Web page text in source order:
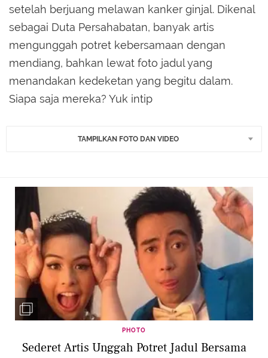
setelah berjuang melawan kanker ginjal. Dikenal
sebagai Duta Persahabatan, banyak artis
mengunggah potret kebersamaan dengan
mendiang, bahkan lewat foto jadul yang
menandakan kedeketan yang begitu dalam.
Siapa saja mereka? Yuk intip
TAMPILKAN FOTO DAN VIDEO
PHOTO
Sederet Artis Unggah Potret Jadul Bersama